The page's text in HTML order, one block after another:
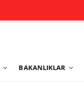
BAKANLIKLAR